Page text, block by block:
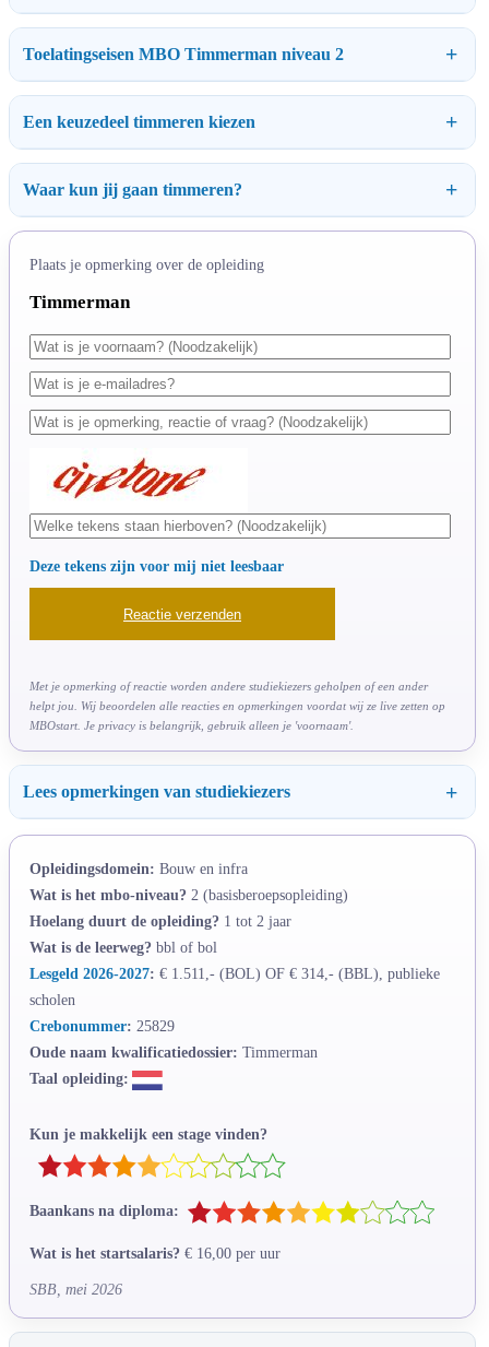
Toelatingseisen MBO Timmerman niveau 2
Een keuzedeel timmeren kiezen
Waar kun jij gaan timmeren?
Plaats je opmerking over de opleiding
Timmerman
Deze tekens zijn voor mij niet leesbaar
Met je opmerking of reactie worden andere studiekiezers geholpen of een ander
helpt jou. Wij beoordelen alle reacties en opmerkingen voordat wij ze live zetten op
MBOstart. Je privacy is belangrijk, gebruik alleen je 'voornaam'.
Lees opmerkingen van studiekiezers
Opleidingsdomein: Bouw en infra
Wat is het mbo-niveau? 2 (basisberoepsopleiding)
Hoelang duurt de opleiding? 1 tot 2 jaar
Wat is de leerweg? bbl of bol
Lesgeld 2026-2027: € 1.511,- (BOL) OF € 314,- (BBL), publieke
scholen
Crebonummer: 25829
Oude naam kwalificatiedossier: Timmerman
Taal opleiding:
Kun je makkelijk een stage vinden?
Baankans na diploma:
Wat is het startsalaris? € 16,00 per uur
SBB, mei 2026